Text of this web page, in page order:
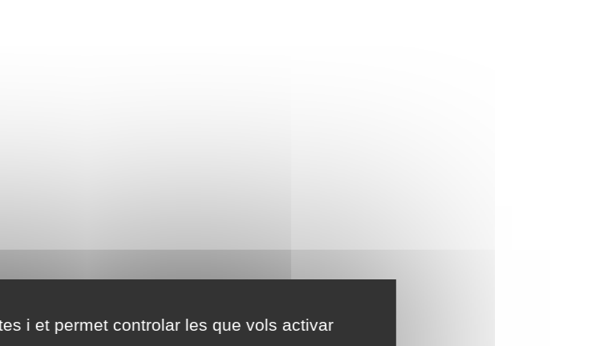
i et permet controlar les que vols activar